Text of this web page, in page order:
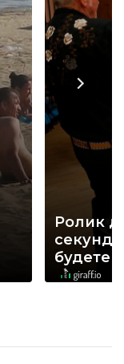
Ролик
секунд,
будете